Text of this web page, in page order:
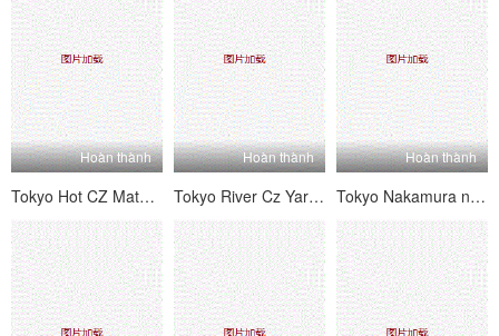
Hoàn thành
Tokyo Hot CZ Matsui Megumi
Hoàn thành
Tokyo River Cz Yari nóng bỏng cho Temple of Mengu Harami Aya
Hoàn thành
Tokyo Nakamura nóng